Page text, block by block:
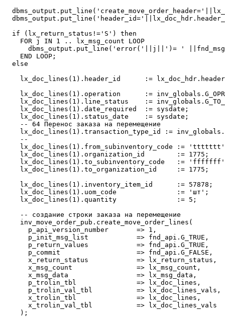
  if (lx_return_status!='S') then
    FOR j IN 1 .. lx_msg_count LOOP
dbms_output.put_line('error('||j||')= '
    END LOOP;
  else
lx_doc_lines(1).header_id      :=
lx_doc_lines(1).operation      :=
lx_doc_lines(1).line_status    :=
    lx_doc_lines(1).date_required  := sysdate;
    lx_doc_lines(1).status_date    := sysdate;
    -- 64 Перенос заказа на перемещение
lx_doc_lines(1).transaction_type_id :=
    --
lx_doc_lines(1).from_subinventory_code :=
    lx_doc_lines(1).organization_id        := 1775;
lx_doc_lines(1).to_subinventory_code   :=
    lx_doc_lines(1).to_organization_id     := 1775;
    lx_doc_lines(1).inventory_item_id      := 57878;
    lx_doc_lines(1).uom_code               := 'шт';
    lx_doc_lines(1).quantity               := 5;
    -- создание строки заказа на перемещение
    inv_move_order_pub.create_move_order_lines(
      p_api_version_number       => 1,
      p_init_msg_list            => fnd_api.G_TRUE,
p_return_values            =>
      p_commit                   => fnd_api.G_FALSE,
      x_return_status            => lx_return_status,
      x_msg_count                => lx_msg_count,
      x_msg_data                 => lx_msg_data,
      p_trolin_tbl               => lx_doc_lines,
      p_trolin_val_tbl           => lx_doc_lines_vals,
      x_trolin_tbl               => lx_doc_lines,
      x_trolin_val_tbl           => lx_doc_lines_vals
    );